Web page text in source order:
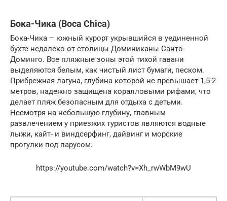
Бока-Чика (Boca Chica)
Бока-Чика – южный курорт укрывшийся в уединенной
бухте недалеко от столицы Доминиканы Санто-
Доминго. Все пляжные зоны этой тихой гавани
выделяются белым, как чистый лист бумаги, песком.
Прибрежная лагуна, глубина которой не превышает 1,5-2
метров, надежно защищена коралловыми рифами, что
делает пляж безопасным для отдыха c детьми.
Несмотря на небольшую глубину, главным
развлечением у приезжих туристов являются водные
лыжи, кайт- и виндсерфинг, дайвинг и морские
прогулки под парусом.
https://youtube.com/watch?v=Xh_rwWbM9wU